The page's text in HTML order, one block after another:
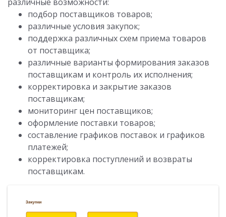
подбор поставщиков товаров;
различные условия закупок;
поддержка различных схем приема товаров
от поставщика;
различные варианты формирования заказов
поставщикам и контроль их исполнения;
корректировка и закрытие заказов
поставщикам;
мониторинг цен поставщиков;
оформление поставки товаров;
составление графиков поставок и графиков
платежей;
корректировка поступлений и возвраты
поставщикам.